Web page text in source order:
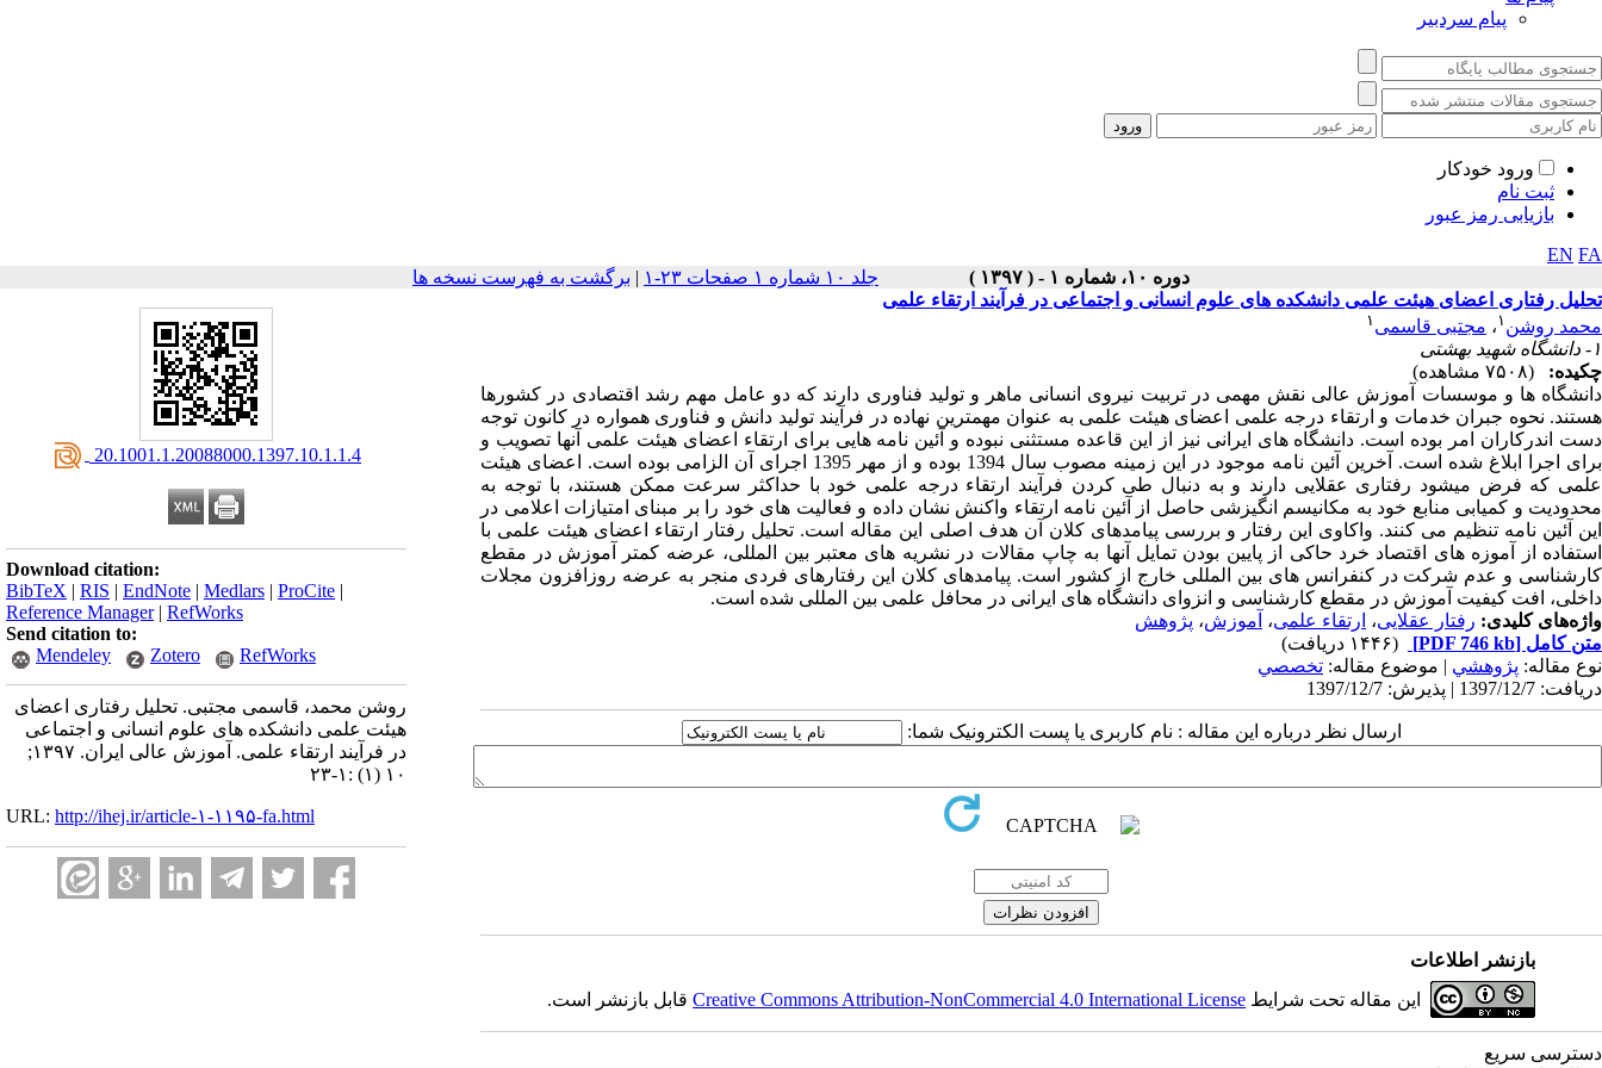
پیام سردبیر
ورود خودکار
ثبت نام
بازیابی رمز عبور
EN FA
دوره ۱۰، شماره ۱ - ( ۱۳۹۷ )
جلد ۱۰ شماره ۱ صفحات ۲۳-۱ | برگشت به فهرست نسخه ها
‎ 20.1001.1.20088000.1397.10.1.1.4
Download citation:
BibTeX | RIS | EndNote | Medlars | ProCite |
Reference Manager| RefWorks
Send citation to:
Mendeley
Zotero RefWorks
روشن محمد، قاسمی مجتبی. تحلیل رفتاری اعضای
هیئت علمی دانشکده های علوم انسانی و اجتماعی
در فرآیند ارتقاء علمی. آموزش عالی ایران. ۱۳۹۷;
۱۰ (۱) :۱-۲۳
URL: http://ihej.ir/article-۱-۱۱۹۵-fa.html
تحلیل رفتاری اعضای هیئت علمی دانشکده های علوم انسانی و اجتماعی در فرآیند ارتقاء علمی
محمد روشن ۱ ، مجتبی قاسمی ۱
۱- دانشگاه شهید بهشتی
چکیده:
(۷۵۰۸ مشاهده)
دانشگاه­ ها و موسسات آموزش عالی نقش مهمی در تربیت نیروی انسانی ماهر و تولید فناوری دارند که دو عامل مهم رشد اقتصادی در کشورها
هستند. نحوه جبران خدمات و ارتقاء درجه علمی اعضای هیئت علمی به عنوان مهمترین نهاده در فرآیند تولید دانش و فناوری همواره در کانون توجه
دست اندرکاران امر بوده است. دانشگاه­ های ایرانی نیز از این قاعده مستثنی نبوده و آئین­ نامه ­­هایی برای ارتقاء اعضای هیئت علمی آنها تصویب و
برای اجرا ابلاغ شده است. آخرین آئین­ نامه موجود در این زمینه مصوب سال 1394 بوده و از مهر 1395 اجرای آن الزامی بوده است. اعضای هیئت
علمی که فرض می­شود رفتاری عقلایی دارند و به دنبال طی کردن فرآیند ارتقاء درجه علمی خود با حداکثر سرعت ممکن هستند، با توجه به
محدودیت و کمیابی منابع خود به مکانیسم انگیزشی حاصل از آئین ­نامه ارتقاء واکنش نشان داده و فعالیت­ های خود را بر مبنای امتیازات اعلامی در
این آئین ­نامه تنظیم می­ کنند. واکاوی این رفتار و بررسی پیامدهای کلان آن هدف اصلی این مقاله است. تحلیل رفتار ارتقاء اعضای هیئت علمی با
استفاده از آموزه­ های اقتصاد خرد حاکی از پایین بودن تمایل آنها به چاپ مقالات در نشریه­ های معتبر بین­ المللی، عرضه کمتر آموزش در مقطع
کارشناسی و عدم شرکت در کنفرانس ­های بین­ المللی خارج از کشور است. پیامدهای کلان این رفتارهای فردی منجر به عرضه روزافزون مجلات
داخلی، افت کیفیت آموزش در مقطع کارشناسی و انزوای دانشگاه ­های ایرانی در محافل علمی بین­ المللی شده است.
واژه‌های کلیدی: رفتار عقلایی، ارتقاء علمی، آموزش، پژوهش
متن کامل [PDF 746 kb]
(۱۴۴۶ دریافت)
نوع مقاله: پژوهشي | موضوع مقاله: تخصصي
دریافت: 1397/12/7 | پذیرش: 1397/12/7
ارسال نظر درباره این مقاله : نام کاربری یا پست الکترونیک شما:
بازنشر اطلاعات
این مقاله تحت شرایط Creative Commons Attribution-NonCommercial 4.0 International Licenseقابل بازنشر است.
دسترسی سریع